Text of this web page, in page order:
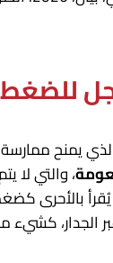
للضغط
يمنح
، والتي لا
يُقرأ بالأحرى
الجدار، كشيء